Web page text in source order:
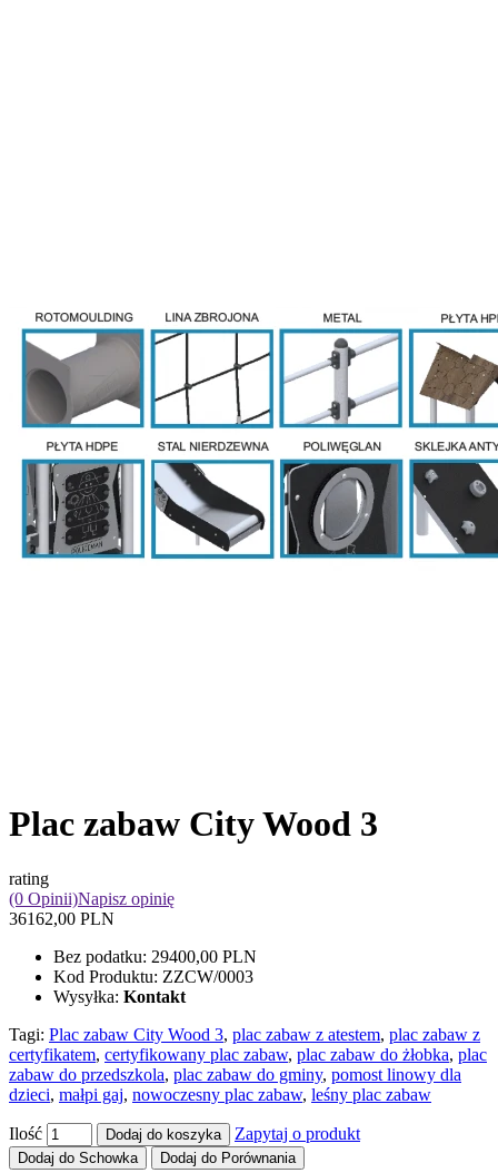
Plac zabaw City Wood 3
rating
(0 Opinii)Napisz opinię
36162,00 PLN
Bez podatku: 29400,00 PLN
Kod Produktu: ZZCW/0003
Wysyłka: Kontakt
Tagi: Plac zabaw City Wood 3, plac zabaw z atestem, plac zabaw z
certyfikatem, certyfikowany plac zabaw, plac zabaw do żłobka, plac
zabaw do przedszkola, plac zabaw do gminy, pomost linowy dla
dzieci, małpi gaj, nowoczesny plac zabaw, leśny plac zabaw
Ilość Dodaj do koszyka Zapytaj o produkt
Dodaj do Schowka Dodaj do Porównania